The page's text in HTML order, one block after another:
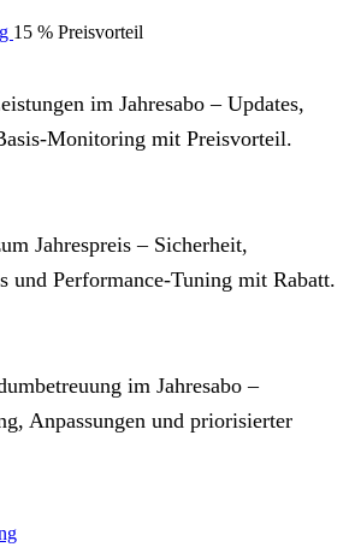
15 % Preisvorteil
im Jahresabo – Updates,
mit Preisvorteil.
Jahrespreis – Sicherheit,
und Performance‑Tuning mit Rabatt.
im Jahresabo –
Anpassungen und priorisierter